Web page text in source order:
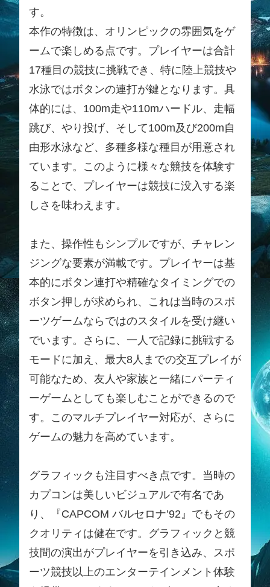
す。
本作の特徴は、オリンピックの雰囲気をゲ
ームで楽しめる点です。プレイヤーは合計
17種目の競技に挑戦でき、特に陸上競技や
水泳ではボタンの連打が鍵となります。具
体的には、100m走や110mハードル、走幅
跳び、やり投げ、そして100m及び200m自
由形水泳など、多種多様な種目が用意され
ています。このように様々な競技を体験す
ることで、プレイヤーは競技に没入する楽
しさを味わえます。
また、操作性もシンプルですが、チャレン
ジングな要素が満載です。プレイヤーは基
本的にボタン連打や精確なタイミングでの
ボタン押しが求められ、これは当時のスポ
ーツゲームならではのスタイルを受け継い
でいます。さらに、一人で記録に挑戦する
モードに加え、最大8人までの交互プレイが
可能なため、友人や家族と一緒にパーティ
ーゲームとしても楽しむことができるので
す。このマルチプレイヤー対応が、さらに
ゲームの魅力を高めています。
グラフィックも注目すべき点です。当時の
カプコンは美しいビジュアルで有名であ
り、『CAPCOM バルセロナ’92』でもその
クオリティは健在です。グラフィックと競
技間の演出がプレイヤーを引き込み、スポ
ーツ競技以上のエンターテインメント体験